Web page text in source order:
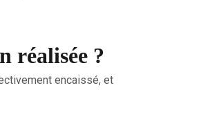
réalisée ?
encaissé, et